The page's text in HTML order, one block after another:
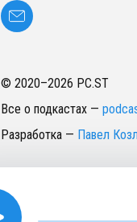
© 2020–2026 PC.ST
Все о подкастах —
Разработка — Павел